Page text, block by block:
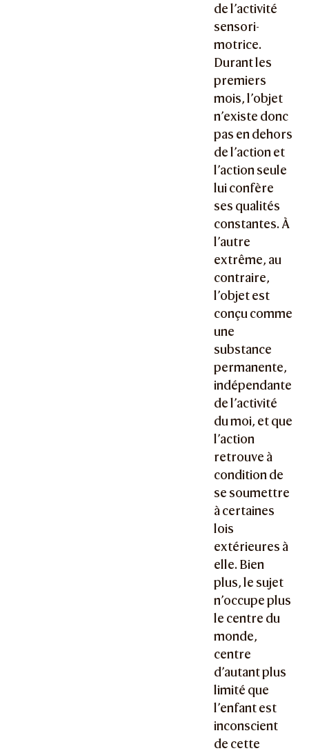
de l’activité
sensori-
motrice.
Durant les
premiers
mois, l’objet
n’existe donc
pas en dehors
de l’action et
l’action seule
lui confère
ses qualités
constantes. À
l’autre
extrême, au
contraire,
l’objet est
conçu comme
une
substance
permanente,
indépendante
de l’activité
du moi, et que
l’action
retrouve à
condition de
se soumettre
à certaines
lois
extérieures à
elle. Bien
plus, le sujet
n’occupe plus
le centre du
monde,
centre
d’autant plus
limité que
l’enfant est
inconscient
de cette